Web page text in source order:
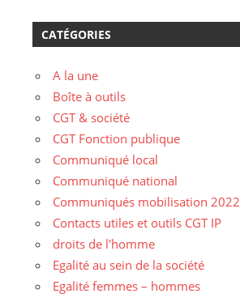
CATÉGORIES
A la une
Boîte à outils
CGT & société
CGT Fonction publique
Communiqué local
Communiqué national
Communiqués mobilisation 2022
Contacts utiles et outils CGT IP
droits de l'homme
Egalité au sein de la société
Egalité femmes – hommes